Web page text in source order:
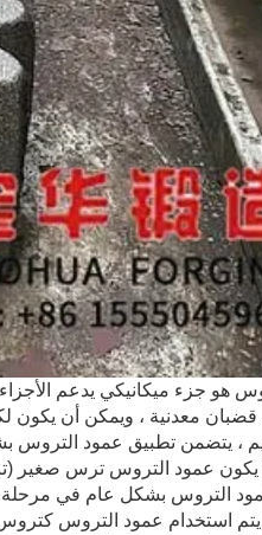
هو جزء ميكانيكي يدعم
معدنية ، ويمكن أن يكون
، يتضمن تطبيق عمود التروس
يتم استخدام عمود التروس